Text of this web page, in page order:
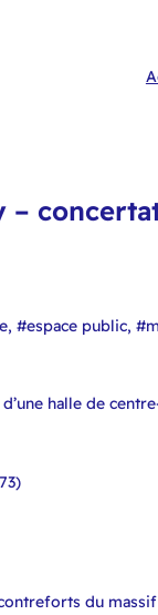
–
#espace public,
halle de
du